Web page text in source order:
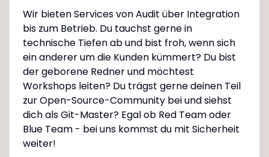
Wir bieten Services von Audit über Integration
bis zum Betrieb. Du tauchst gerne in
technische Tiefen ab und bist froh, wenn sich
ein anderer um die Kunden kümmert? Du bist
der geborene Redner und möchtest
Workshops leiten? Du trägst gerne deinen Teil
zur Open-Source-Community bei und siehst
dich als Git-Master? Egal ob Red Team oder
Blue Team - bei uns kommst du mit Sicherheit
weiter!